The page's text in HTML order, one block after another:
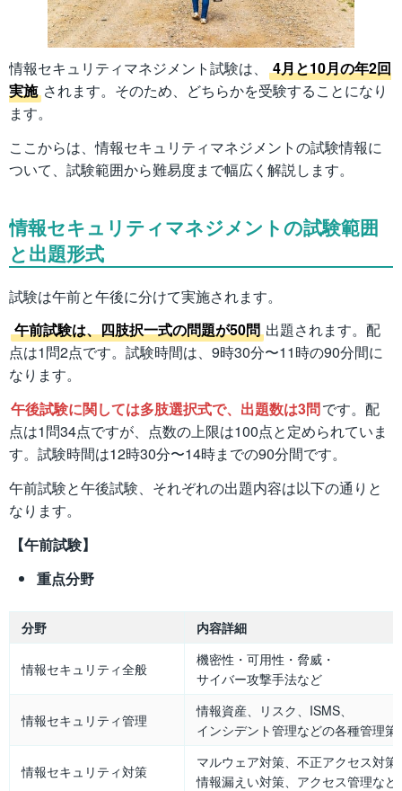
情報セキュリティマネジメント試験は、
4月と10月の年2回
実施 されます。そのため、どちらかを受験することになり
ます。
ここからは、情報セキュリティマネジメントの試験情報に
ついて、試験範囲から難易度まで幅広く解説します。
情報セキュリティマネジメントの試験範囲
と出題形式
試験は午前と午後に分けて実施されます。
午前試験は、四肢択一式の問題が50問 出題されます。配
点は1問2点です。試験時間は、9時30分〜11時の90分間に
なります。
午後試験に関しては多肢選択式で、出題数は3問です。配
点は1問34点ですが、点数の上限は100点と定められていま
す。試験時間は12時30分〜14時までの90分間です。
午前試験と午後試験、それぞれの出題内容は以下の通りと
なります。
【午前試験】
重点分野
分野 内容詳細
情報セキュリティ全般
機密性・可用性・脅威・
サイバー攻撃手法など
情報セキュリティ管理
情報資産、リスク、ISMS、
インシデント管理などの各種管理策
情報セキュリティ対策
マルウェア対策、不正アクセス対策
情報漏えい対策、アクセス管理など